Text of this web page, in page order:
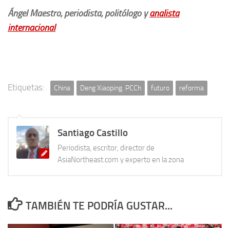
Ángel Maestro, periodista, politólogo yanalista
internacional
Etiquetas: China Deng Xiaoping. PCCh futuro reforma
Santiago Castillo
Periodista, escritor, director de
AsiaNortheast.com y experto en la zona
TAMBIÉN TE PODRÍA GUSTAR...